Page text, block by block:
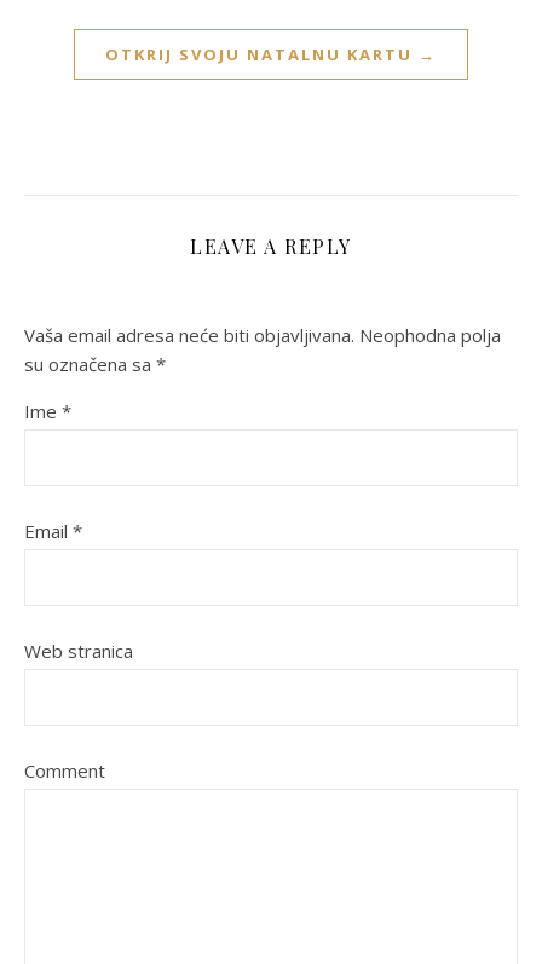
OTKRIJ SVOJU NATALNU KARTU →
LEAVE A REPLY
Vaša email adresa neće biti objavljivana. Neophodna polja
su označena sa *
Ime *
Email *
Web stranica
Comment